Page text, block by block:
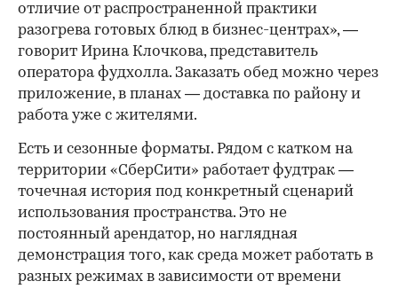
отличие от распространенной практики
разогрева готовых блюд в бизнес-центрах», —
говорит Ирина Клочкова, представитель
оператора фудхолла. Заказать обед можно через
приложение, в планах — доставка по району и
работа уже с жителями.
Есть и сезонные форматы. Рядом с катком на
территории «СберСити» работает фудтрак —
точечная история под конкретный сценарий
использования пространства. Это не
постоянный арендатор, но наглядная
демонстрация того, как среда может работать в
разных режимах в зависимости от времени